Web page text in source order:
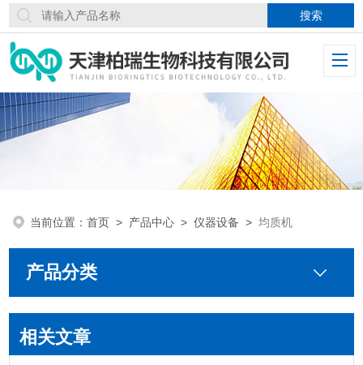
当前位置：首页 > 产品中心 >仪器设备 >均质机
产品分类
相关文章